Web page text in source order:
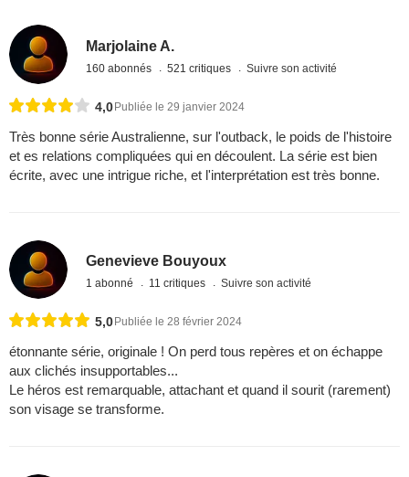
Marjolaine A.
160 abonnés 521 critiques Suivre son activité
4,0Publiée le 29 janvier 2024
Très bonne série Australienne, sur l'outback, le poids de l'histoire
et es relations compliquées qui en découlent. La série est bien
écrite, avec une intrigue riche, et l'interprétation est très bonne.
Genevieve Bouyoux
1 abonné 11 critiques Suivre son activité
5,0 Publiée le 28 février 2024
étonnante série, originale ! On perd tous repères et on échappe
aux clichés insupportables...
Le héros est remarquable, attachant et quand il sourit (rarement)
son visage se transforme.